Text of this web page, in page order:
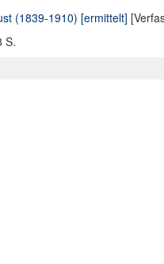
(1839-1910) [ermittelt]
S.